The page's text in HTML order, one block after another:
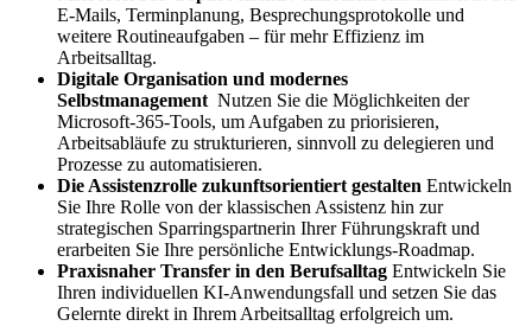
E-Mails, Terminplanung, Besprechungsprotokolle und
weitere Routineaufgaben – für mehr Effizienz im
Arbeitsalltag.
Digitale Organisation und modernes
Selbstmanagement Nutzen Sie die Möglichkeiten der
Microsoft-365-Tools, um Aufgaben zu priorisieren,
Arbeitsabläufe zu strukturieren, sinnvoll zu delegieren und
Prozesse zu automatisieren.
Die Assistenzrolle zukunftsorientiert gestalten Entwickeln
Sie Ihre Rolle von der klassischen Assistenz hin zur
strategischen Sparringspartnerin Ihrer Führungskraft und
erarbeiten Sie Ihre persönliche Entwicklungs-Roadmap.
Praxisnaher Transfer in den Berufsalltag Entwickeln Sie
Ihren individuellen KI-Anwendungsfall und setzen Sie das
Gelernte direkt in Ihrem Arbeitsalltag erfolgreich um.